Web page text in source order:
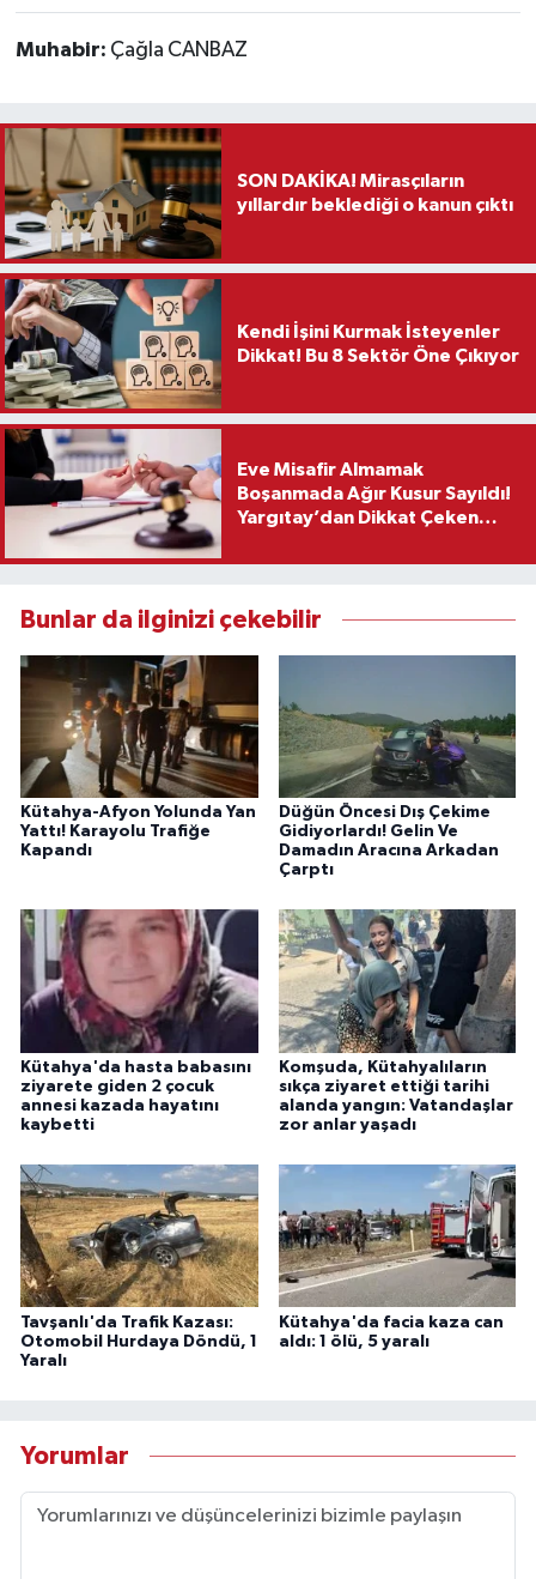
Muhabir: Çağla CANBAZ
SON DAKİKA! Mirasçıların
yıllardır beklediği o kanun çıktı
Kendi İşini Kurmak İsteyenler
Dikkat! Bu 8 Sektör Öne Çıkıyor
Eve Misafir Almamak
Boşanmada Ağır Kusur Sayıldı!
Yargıtay’dan Dikkat Çeken
Bunlar da ilginizi çekebilir
Kütahya-Afyon Yolunda Yan
Yattı! Karayolu Trafiğe
Kapandı
Düğün Öncesi Dış Çekime
Gidiyorlardı! Gelin Ve
Damadın Aracına Arkadan
Çarptı
Kütahya'da hasta babasını
ziyarete giden 2 çocuk
annesi kazada hayatını
kaybetti
Komşuda, Kütahyalıların
sıkça ziyaret ettiği tarihi
alanda yangın: Vatandaşlar
zor anlar yaşadı
Tavşanlı'da Trafik Kazası:
Otomobil Hurdaya Döndü, 1
Yaralı
Kütahya'da facia kaza can
aldı: 1 ölü, 5 yaralı
Yorumlar